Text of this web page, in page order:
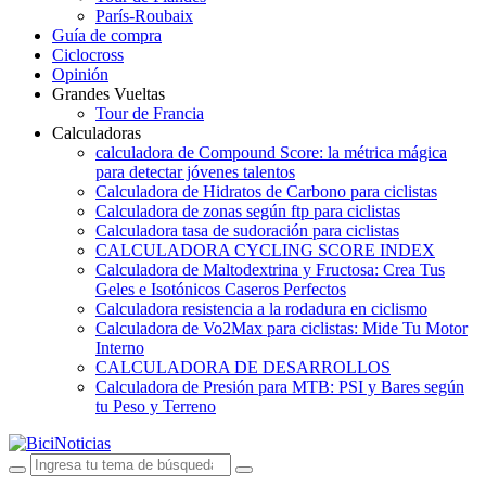
París-Roubaix
Guía de compra
Ciclocross
Opinión
Grandes Vueltas
Tour de Francia
Calculadoras
calculadora de Compound Score: la métrica mágica
para detectar jóvenes talentos
Calculadora de Hidratos de Carbono para ciclistas
Calculadora de zonas según ftp para ciclistas
Calculadora tasa de sudoración para ciclistas
CALCULADORA CYCLING SCORE INDEX
Calculadora de Maltodextrina y Fructosa: Crea Tus
Geles e Isotónicos Caseros Perfectos
Calculadora resistencia a la rodadura en ciclismo
Calculadora de Vo2Max para ciclistas: Mide Tu Motor
Interno
CALCULADORA DE DESARROLLOS
Calculadora de Presión para MTB: PSI y Bares según
tu Peso y Terreno